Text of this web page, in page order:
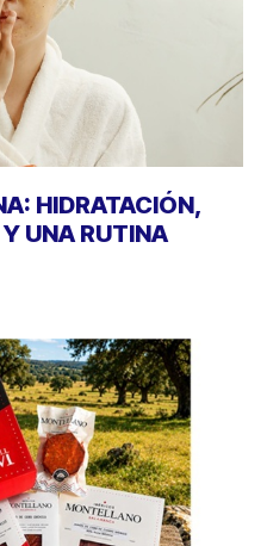
HIDRATACIÓN,
UNA RUTINA